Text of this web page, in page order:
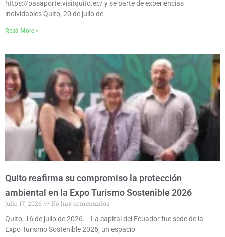
https://pasaporte.visitquito.ec/ y se parte de experiencias
inolvidables Quito, 20 de julio de
Read More »
Quito reafirma su compromiso la protección
ambiental en la Expo Turismo Sostenible 2026
julio 17, 2026
No hay comentarios
Quito, 16 de julio de 2026.– La capital del Ecuador fue sede de la
Expo Turismo Sostenible 2026, un espacio